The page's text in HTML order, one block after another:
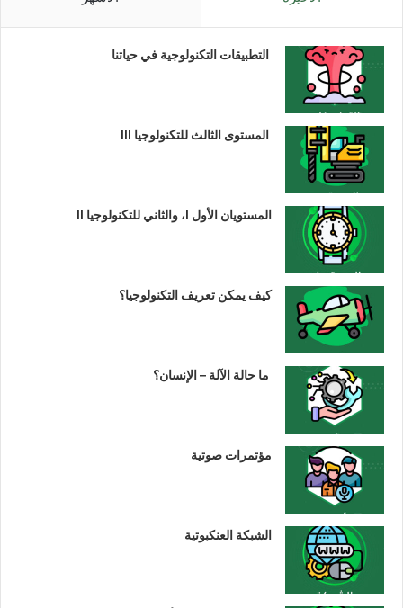
التطبيقات التكنولوجية في حياتنا
المستوى الثالث للتكنولوجيا III
المستويان الأول I، والثاني للتكنولوجيا II
كيف يمكن تعريف التكنولوجيا؟
ما حالة الآلة – الإنسان؟
مؤتمرات صوتية
الشبكة العنكبوتية